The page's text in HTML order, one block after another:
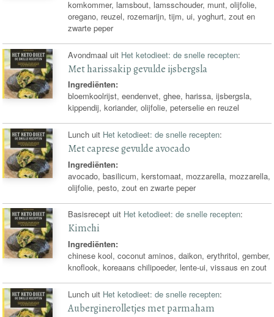
komkommer, lamsbout, lamsschouder, munt, olijfolie,
oregano, reuzel, rozemarijn, tijm, ui, yoghurt, zout en
zwarte peper
Avondmaal uit Het ketodieet: de snelle recepten:
Met harissakip gevulde ijsbergsla
Ingrediënten:
bloemkoolrijst, eendenvet, ghee, harissa, ijsbergsla,
kippendij, koriander, olijfolie, peterselie en reuzel
Lunch uit Het ketodieet: de snelle recepten:
Met caprese gevulde avocado
Ingrediënten:
avocado, basilicum, kerstomaat, mozzarella, mozzarella,
olijfolie, pesto, zout en zwarte peper
Basisrecept uit Het ketodieet: de snelle recepten:
Kimchi
Ingrediënten:
chinese kool, coconut aminos, daikon, erythritol, gember,
knoflook, koreaans chilipoeder, lente-ui, vissaus en zout
Lunch uit Het ketodieet: de snelle recepten:
Auberginerolletjes met parmaham